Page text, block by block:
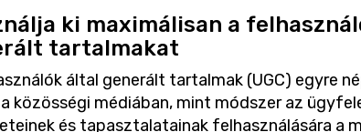
ki maximálisan a
tartalmakat
által generált tartalmak (UGC) egyre
közösségi médiában, mint módszer az
és tapasztalatainak felhasználására a